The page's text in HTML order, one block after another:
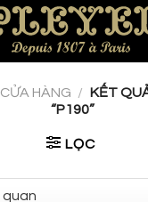
CỬA HÀNG /
KẾT
“P190”
LỌC